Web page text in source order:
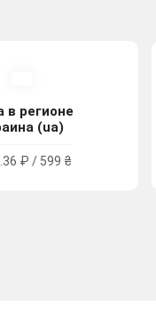
в регионе
(ua)
₽ / 599 ₴